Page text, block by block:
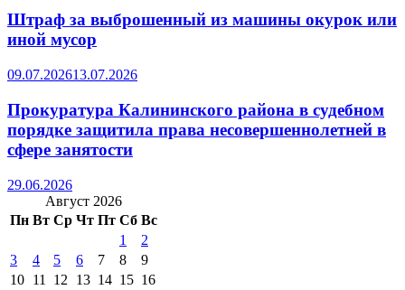
Штраф за выброшенный из машины окурок или
иной мусор
09.07.202613.07.2026
Прокуратура Калининского района в судебном
порядке защитила права несовершеннолетней в
сфере занятости
29.06.2026
Август 2026
Пн Вт Ср Чт Пт Сб Вс
1
2
3
4 5 6 7 8
9
10 11 12 13 14 15 16